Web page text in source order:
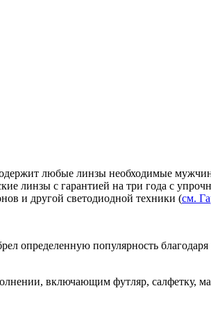
любые линзы необходимые
линзы с гарантией на три года с
и другой светодиодной техники (см.
определенную популярность
включающим футляр, салфетку,